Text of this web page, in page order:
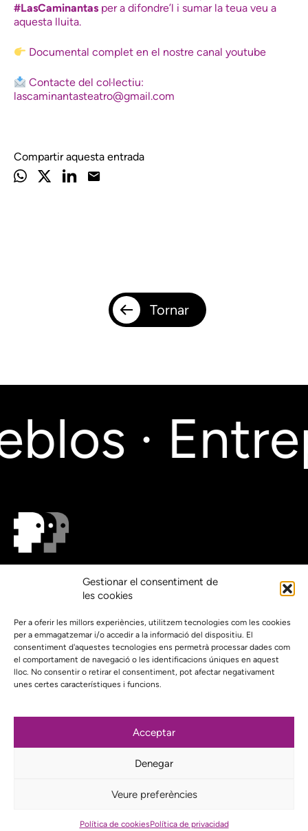
Gestionar el consentiment de
les cookies
Per a oferir les millors experiències, utilitzem tecnologies com les cookies
per a emmagatzemar i/o accedir a la informació del dispositiu. El
consentiment d'aquestes tecnologies ens permetrà processar dades com
el comportament de navegació o les identificacions úniques en aquest
lloc. No consentir o retirar el consentiment, pot afectar negativament
unes certes característiques i funcions.
Acceptar
Denegar
Veure preferències
Política de cookiesPolítica de privacidad
#LasCaminantas per a difondre’l i sumar la teua veu a
aquesta lluita.
Documental complet en el nostre canal youtube
Contacte del col·lectiu:
lascaminantasteatro@gmail.com
Compartir aquesta entrada
Tornar
·
Subscriu-te al nostre butlletí
Mastodon
YouTube
Telegram
Política de privacidad
Proyecto web financiado por: